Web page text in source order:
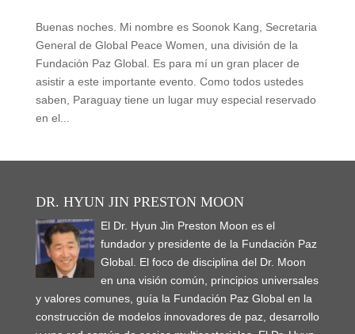
Buenas noches. Mi nombre es Soonok Kang, Secretaria
General de Global Peace Women, una división de la
Fundación Paz Global. Es para mí un gran placer de
asistir a este importante evento. Como todos ustedes
saben, Paraguay tiene un lugar muy especial reservado
en el...
DR. HYUN JIN PRESTON MOON
El Dr. Hyun Jin Preston Moon es el
fundador y presidente de la Fundación Paz
Global. El foco de disciplina del Dr. Moon
en una visión común, principios universales
y valores comunes, guía la Fundación Paz Global en la
construcción de modelos innovadores de paz, desarrollo